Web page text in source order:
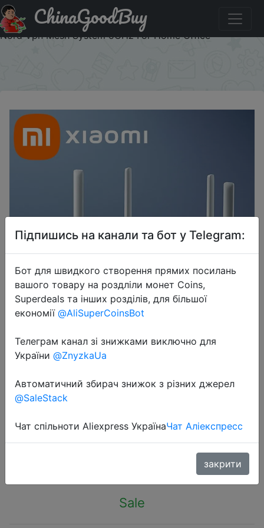
Придбати по знижці Xiaomi Redmi Ax3000 Router
Gigabit Amplifier Wifi 6 Signal Booster Repeater Extend
Nord Vpn Mesh System 5GHz For Home Office
ChinaGoodBuy
2023-11-14
Xiaomi Redmi Ax3000 Router
Gigabit Amplifier Wifi 6 Signal
Booster Repeater Extend Nord Vpn
Sale
Підпишись на канали та бот у Telegram:
Бот для швидкого створення прямих посилань
вашого товару на роздліли монет Coins,
Superdeals та інших розділів, для більшої
економії @AliSuperCoinsBot
Телеграм канал зі знижками виключно для
України @ZnyzkaUa
Автоматичний збирач знижок з різних джерел
@SaleStack
Чат спільноти Aliexpress УкраїнаЧат Аліекспресс
закрити